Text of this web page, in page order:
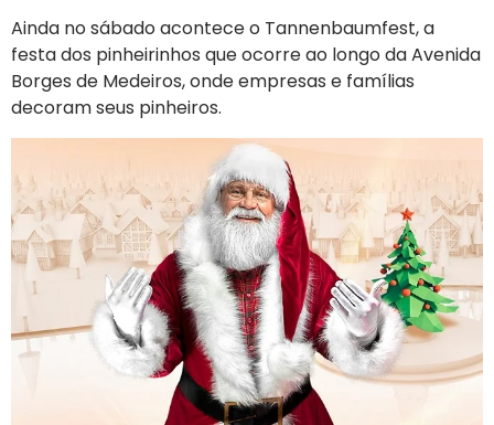
Ainda no sábado acontece o Tannenbaumfest, a
festa dos pinheirinhos que ocorre ao longo da Avenida
Borges de Medeiros, onde empresas e famílias
decoram seus pinheiros.